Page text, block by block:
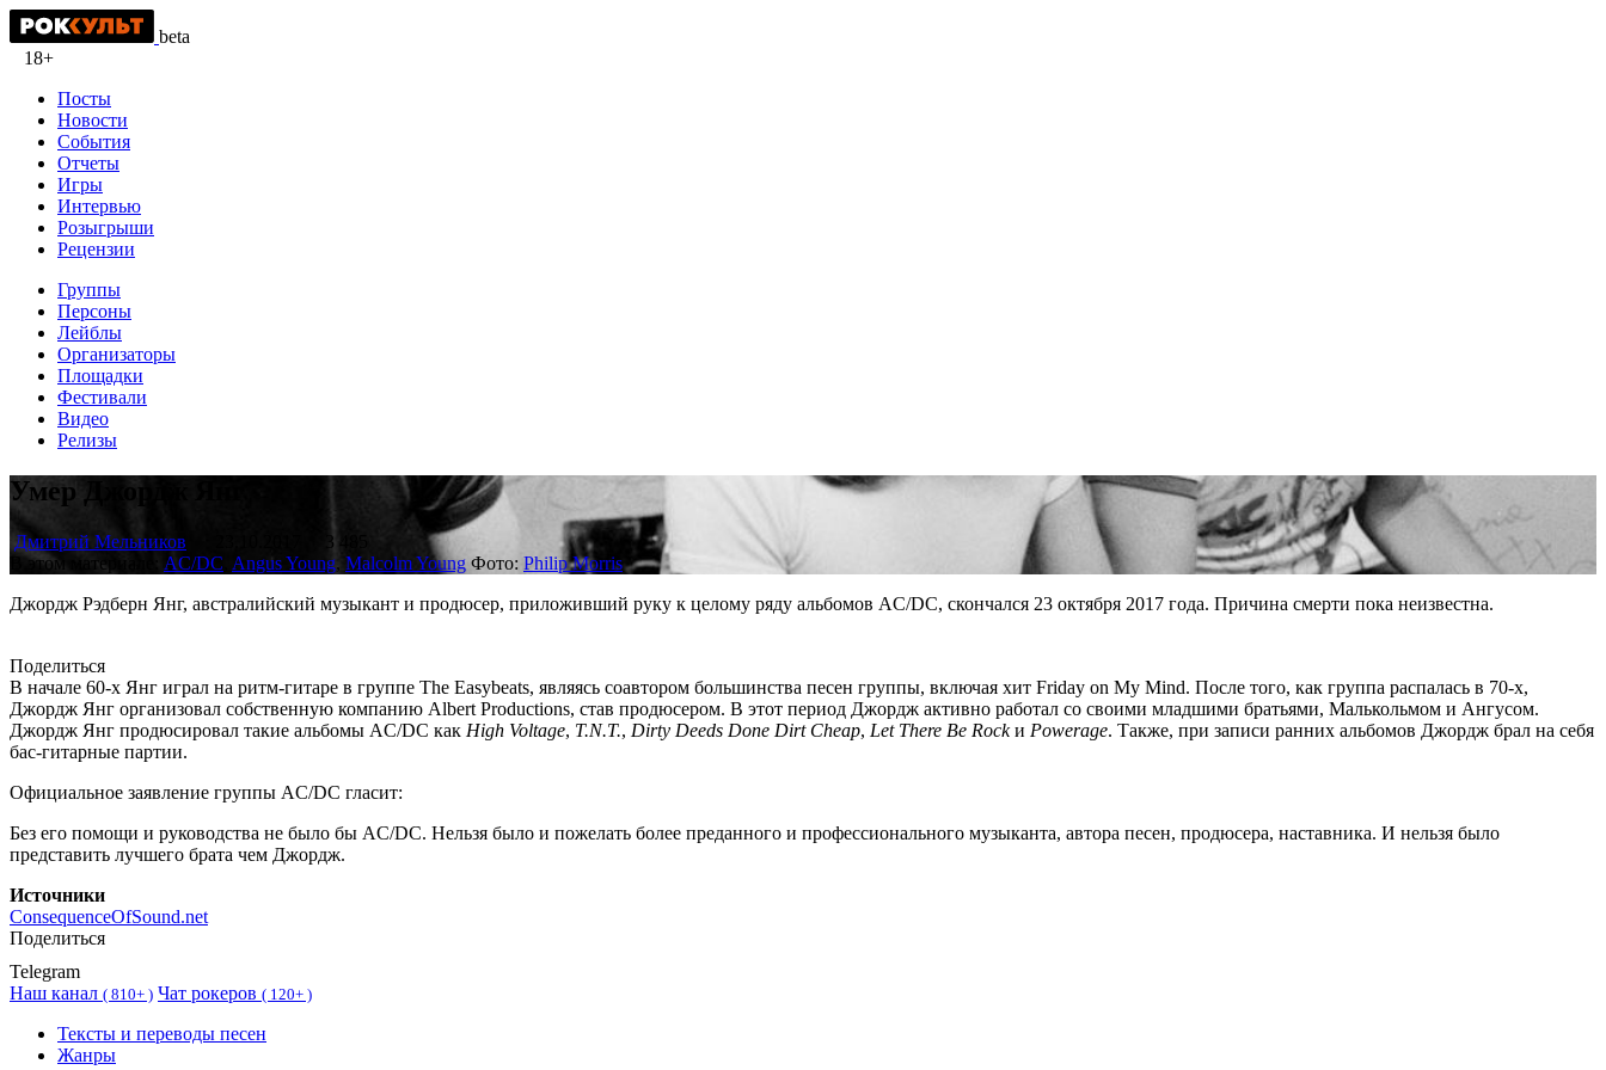
beta
18+
Посты
Новости
События
Отчеты
Игры
Интервью
Розыгрыши
Рецензии
Группы
Персоны
Лейблы
Организаторы
Площадки
Фестивали
Видео
Релизы
Умер Джордж Янг
Дмитрий Мельников
3 485
В этом материале: AC/DC Angus Young, Malcolm Young Фото: Philip Morris
Джордж Рэдберн Янг, австралийский музыкант и продюсер, приложивший руку к целому ряду альбомов AC/DC, скончался 23 октября 2017 года. Причина смерти пока неизвестна.
Поделиться
В начале 60-х Янг играл на ритм-гитаре в группе The Easybeats, являясь соавтором большинства песен группы, включая хит Friday on My Mind. После того, как группа распалась в 70-х,
Джордж Янг организовал собственную компанию Albert Productions, став продюсером. В этот период Джордж активно работал со своими младшими братьями, Малькольмом и Ангусом.
Джордж Янг продюсировал такие альбомы AC/DC как High Voltage, T.N.T., Dirty Deeds Done Dirt Cheap, Let There Be Rockи Powerage. Также, при записи ранних альбомов Джордж брал на себя
бас-гитарные партии.
Официальное заявление группы AC/DC гласит:
Без его помощи и руководства не было бы AC/DC. Нельзя было и пожелать более преданного и профессионального музыканта, автора песен, продюсера, наставника. И нельзя было
представить лучшего брата чем Джордж.
Источники
ConsequenceOfSound.net
Поделиться
Telegram
Наш канал ( 810+ ) Чат рокеров ( 120+ )
Тексты и переводы песен
Жанры